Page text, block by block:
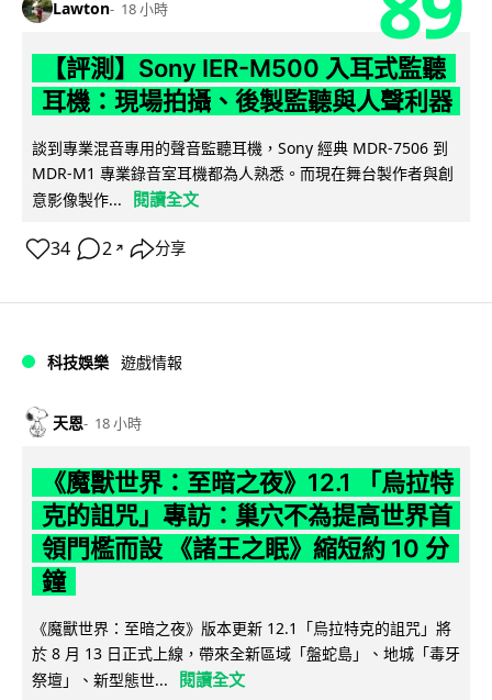
Lawton 18 小時
【評測】Sony IER-M500 入耳式監聽
耳機：現場拍攝、後製監聽與人聲利器
談到專業混音專用的聲音監聽耳機，Sony 經典 MDR-7506 到
MDR-M1 專業錄音室耳機都為人熟悉。而現在舞台製作者與創
意影像製作...
閱讀全文
34 2 ↗ 分享
科技娛樂 遊戲情報
天恩 18 小時
《魔獸世界：至暗之夜》12.1 「烏拉特
克的詛咒」專訪：巢穴不為提高世界首
領門檻而設 《諸王之眠》縮短約 10 分
鐘
《魔獸世界：至暗之夜》版本更新 12.1「烏拉特克的詛咒」將
於 8 月 13 日正式上線，帶來全新區域「盤蛇島」、地城「毒牙
祭壇」、新型態世...
閱讀全文